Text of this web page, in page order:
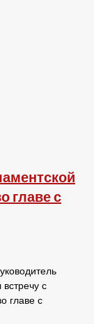
главе с
с
главе с